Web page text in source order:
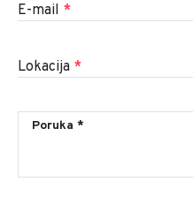
E-mail *
Lokacija *